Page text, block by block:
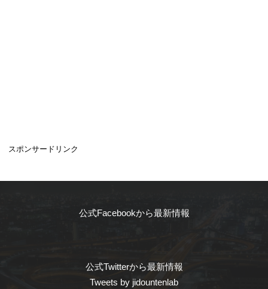
スポンサードリンク
公式Facebookから最新情報
公式Twitterから最新情報
Tweets by jidountenlab